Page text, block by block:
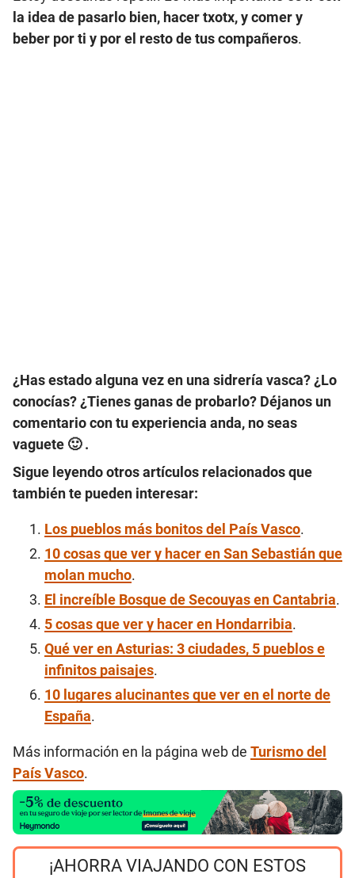
la idea de pasarlo bien, hacer txotx, y comer y
beber por ti y por el resto de tus compañeros.
¿Has estado alguna vez en una sidrería vasca? ¿Lo
conocías? ¿Tienes ganas de probarlo? Déjanos un
comentario con tu experiencia anda, no seas
vaguete 🙂 .
Sigue leyendo otros artículos relacionados que
también te pueden interesar:
Los pueblos más bonitos del País Vasco.
10 cosas que ver y hacer en San Sebastián que
molan mucho.
El increíble Bosque de Secouyas en Cantabria.
5 cosas que ver y hacer en Hondarribia.
Qué ver en Asturias: 3 ciudades, 5 pueblos e
infinitos paisajes.
10 lugares alucinantes que ver en el norte de
España.
Más información en la página web de Turismo del
País Vasco.
¡AHORRA VIAJANDO CON ESTOS